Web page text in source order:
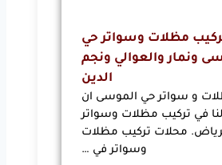
مظلات وسواتر حي
ونمار والعوالي ونجم
الدين
و سواتر حي الموسى ان
في تركيب مظلات وسواتر
محلات تركيب مظلات
وسواتر في …